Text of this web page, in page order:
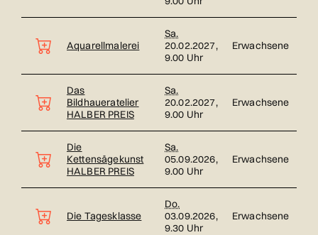
Aquarellmalerei
Sa.
20.02.2027,
9.00 Uhr
Erwachsene
Das
Bildhaueratelier
HALBER PREIS
Sa.
20.02.2027,
9.00 Uhr
Erwachsene
Die
Kettensägekunst
HALBER PREIS
Sa.
05.09.2026,
9.00 Uhr
Erwachsene
Die Tagesklasse
Do.
03.09.2026,
9.30 Uhr
Erwachsene